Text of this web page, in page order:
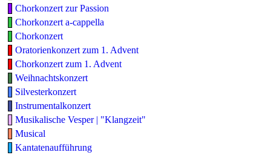
Chorkonzert zur Passion
Chorkonzert a-cappella
Chorkonzert
Oratorienkonzert zum 1. Advent
Chorkonzert zum 1. Advent
Weihnachtskonzert
Silvesterkonzert
Instrumentalkonzert
Musikalische Vesper | "Klangzeit"
Musical
Kantatenaufführung